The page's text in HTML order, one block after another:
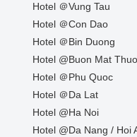
Hotel ＠Vung Tau
Hotel ＠Con Dao
Hotel ＠Bin Duong
Hotel @Buon Mat
Hotel ＠Phu Quoc
Hotel ＠Da Lat
Hotel @Ha Noi
Hotel @Da Nang / Hoi